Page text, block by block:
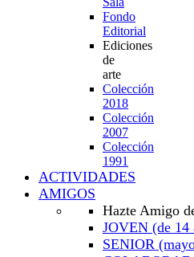
Fondo
Editorial
Ediciones
de
arte
Colección
2018
Colección
2007
Colección
1991
ACTIVIDADES
AMIGOS
Hazte Amigo
JOVEN (de 14
SENIOR